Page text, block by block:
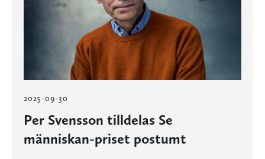
2025-09-30
Per Svensson tilldelas Se
människan-priset postumt